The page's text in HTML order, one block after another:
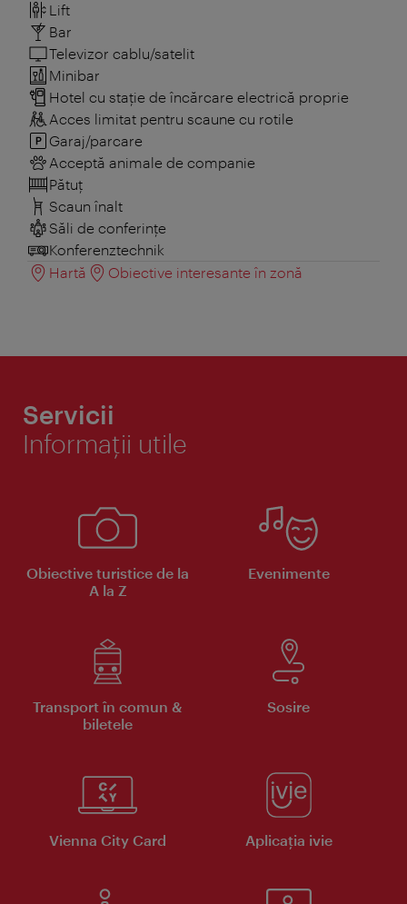
Lift
Bar
Televizor cablu/satelit
Minibar
Hotel cu stație de încărcare electrică proprie
Acces limitat pentru scaune cu rotile
Garaj/parcare
Acceptă animale de companie
Pătuţ
Scaun înalt
Săli de conferințe
Konferenztechnik
Hartă
Obiective interesante în zonă
Servicii
Informaţii utile
Obiective turistice de la
A la Z
Evenimente
Transport în comun &
biletele
Sosire
Vienna City Card Aplicaţia ivie